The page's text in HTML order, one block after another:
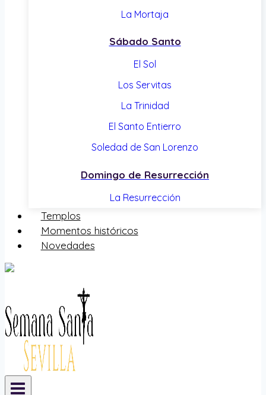
La Mortaja
Sábado Santo
El Sol
Los Servitas
La Trinidad
El Santo Entierro
Soledad de San Lorenzo
Domingo de Resurrección
La Resurrección
Templos
Momentos históricos
Novedades